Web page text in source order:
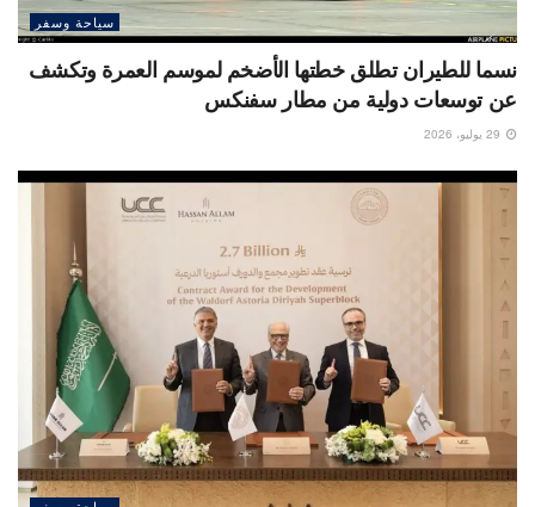
سياحة وسفر
نسما للطيران تطلق خطتها الأضخم لموسم العمرة وتكشف
عن توسعات دولية من مطار سفنكس